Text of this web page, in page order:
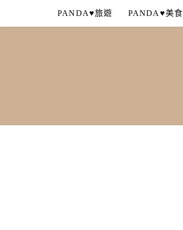
content
PANDA♥旅遊 PANDA♥美食